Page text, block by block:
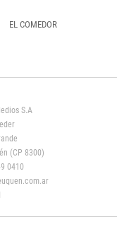
EL COMEDOR
S.A
(CP 8300)
0410